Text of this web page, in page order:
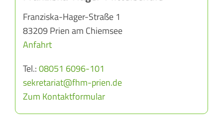
Franziska-Hager-Straße 1
83209 Prien am Chiemsee
Anfahrt
Tel.:08051 6096-101
sekretariat@fhm-prien.de
Zum Kontaktformular